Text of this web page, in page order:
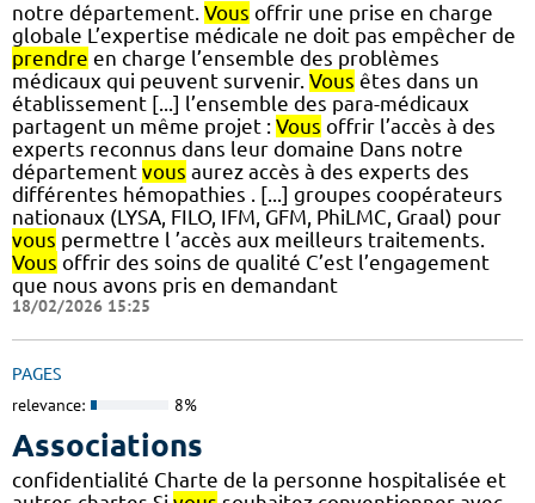
notre département. Vous offrir une prise en charge
globale L’expertise médicale ne doit pas empêcher de
prendre en charge l’ensemble des problèmes
médicaux qui peuvent survenir. Vous êtes dans un
établissement [...] l’ensemble des para-médicaux
partagent un même projet : Vous offrir l’accès à des
experts reconnus dans leur domaine Dans notre
département vous aurez accès à des experts des
différentes hémopathies . [...] groupes coopérateurs
nationaux (LYSA, FILO, IFM, GFM, PhiLMC, Graal) pour
vous permettre l ’accès aux meilleurs traitements.
Vous offrir des soins de qualité C’est l’engagement
que nous avons pris en demandant
18/02/2026 15:25
PAGES
relevance: 8%
Associations
confidentialité Charte de la personne hospitalisée et